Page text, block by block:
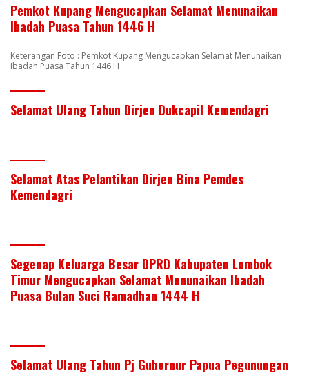
Pemkot Kupang Mengucapkan Selamat Menunaikan
Ibadah Puasa Tahun 1446 H
Keterangan Foto : Pemkot Kupang Mengucapkan Selamat Menunaikan
Ibadah Puasa Tahun 1446 H
Selamat Ulang Tahun Dirjen Dukcapil Kemendagri
Selamat Atas Pelantikan Dirjen Bina Pemdes
Kemendagri
Segenap Keluarga Besar DPRD Kabupaten Lombok
Timur Mengucapkan Selamat Menunaikan Ibadah
Puasa Bulan Suci Ramadhan 1444 H
Selamat Ulang Tahun Pj Gubernur Papua Pegunungan